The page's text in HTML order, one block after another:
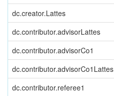
dc.creator.Lattes
dc.contributor.advisorLattes
dc.contributor.advisorCo1
dc.contributor.advisorCo1Lattes
dc.contributor.referee1